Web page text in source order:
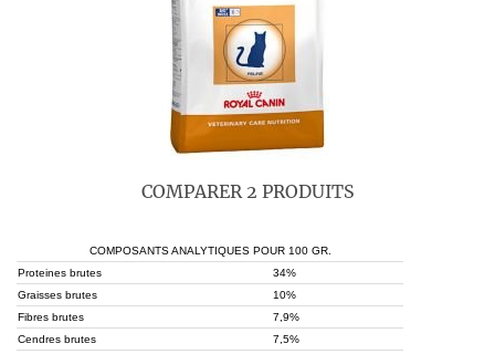
COMPARER 2 PRODUITS
COMPOSANTS ANALYTIQUES POUR 100 GR.
Proteines brutes
34%
Graisses brutes
10%
Fibres brutes
7,9%
Cendres brutes
7,5%